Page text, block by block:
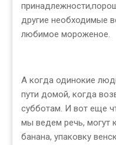
другие необходимые
любимое мороженое.
А когда одинокие
пути домой, когда
субботам. И вот еще
мы ведем речь, могут
банана, упаковку